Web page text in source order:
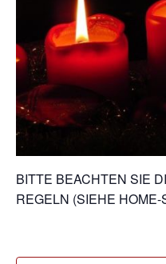
BITTE BEACHTEN SIE
REGELN (SIEHE HOME-